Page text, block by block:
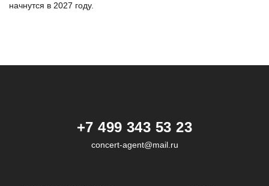
начнутся в 2027 году.
+7 499 343 53 23
concert-agent@mail.ru